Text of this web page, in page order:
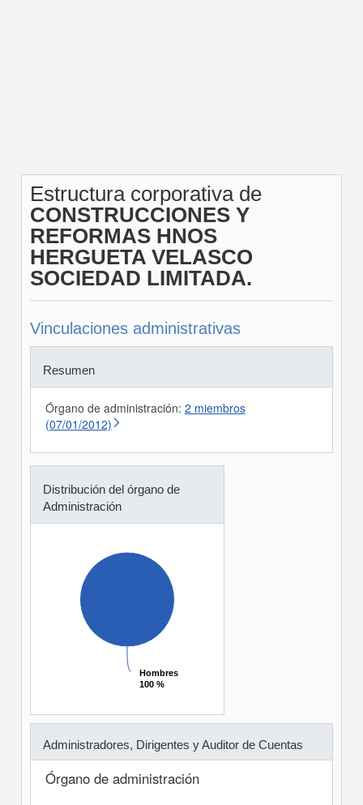
Estructura corporativa de
CONSTRUCCIONES Y
REFORMAS HNOS
HERGUETA VELASCO
SOCIEDAD LIMITADA.
Vinculaciones administrativas
Resumen
Órgano de administración: 2 miembros
(07/01/2012)
Distribución del órgano de
Administración
Hombres
100 %
Hombres
100 %
Administradores, Dirigentes y Auditor de Cuentas
Órgano de administración